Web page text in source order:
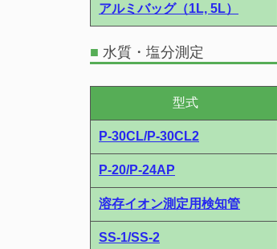
アルミバッグ（1L, 5L）
■ 水質・塩分測定
型式
P-30CL/P-30CL2
P-20/P-24AP
溶存イオン測定用検知管
SS-1/SS-2